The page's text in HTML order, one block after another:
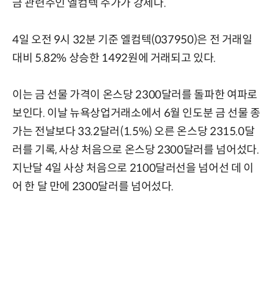
금 관련주인 엘컴텍 주가가 강세다.
4일 오전 9시 32분 기준 엘컴텍(037950)은 전 거래일
대비 5.82% 상승한 1492원에 거래되고 있다.
이는 금 선물 가격이 온스당 2300달러를 돌파한 여파로
보인다. 이날 뉴욕상업거래소에서 6월 인도분 금 선물 종
가는 전날보다 33.2달러(1.5%) 오른 온스당 2315.0달
러를 기록, 사상 처음으로 온스당 2300달러를 넘어섰다.
지난달 4일 사상 처음으로 2100달러선을 넘어선 데 이
어 한 달 만에 2300달러를 넘어섰다.